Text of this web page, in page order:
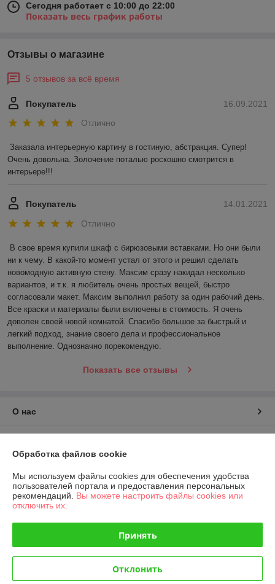
Сегодня работает с 10:00 до 22:00
Показать весь график работы
Отзывы о магазине
5 отзывов за всё время
16.09.2021
Покупатель
Отлично
Заказала интерьерную картину в гостиную, абстракция. Супер!
Очень довольна. Золочение поталью роскошно смотрится в
интерьере!!!
14.01.2021
Покупатель
Отлично
В свое время купили шкаф с бирюзовыми вставками. Но они были
ни к чему. В какой-то момент устал от этого и решил сделать
новомодную активную стену. Максим сразу накидал несколько
вариантов, и т.к. я любитель очень простых вещей, быстро
согласовали макет. Максим выполнил работу за один рабочий день.
Все краски и материалы были включены в стоимость. Я очень
доволен своей новой комнатой. Спасибо большое за быстрый и
легкий подход, знание своего дела и профессиональное
выполнение. Однозначно порекомендую.
Показать все отзывы
О нас
График работы
Полная версия сайта
Политика обработки cookies
Обработка файлов cookie
Мы используем файлы cookies для обеспечения удобства
пользователей портала и предоставления персональных
рекомендаций. Вы можете настроить файлы cookies или
отключить их.
Принять
Отклонить